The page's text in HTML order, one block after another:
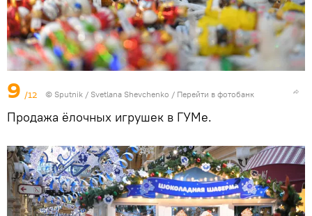
9 /12 © Sputnik / Svetlana Shevchenko / Перейти в фотобанк
Продажа ёлочных игрушек в ГУМе.